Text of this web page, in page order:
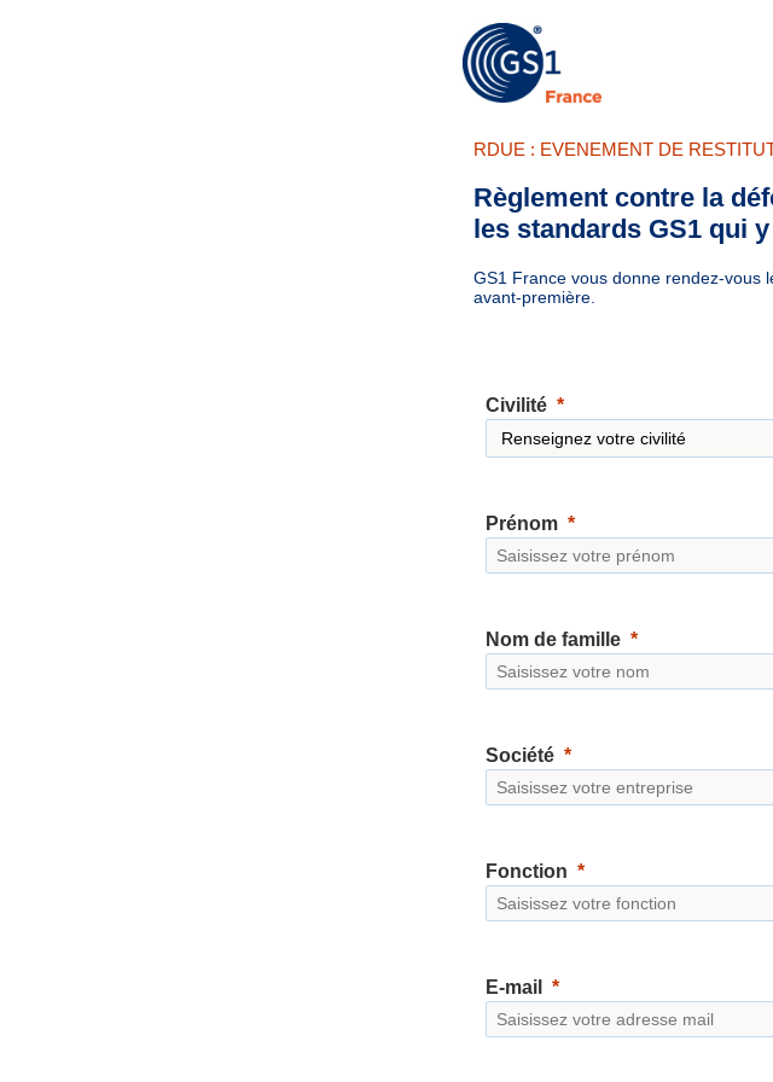
RDUE : EVENEMENT DE
Règlement contre la
les standards GS1 qui
GS1 France vous donne rendez-vous
avant-première.
Civilité
Prénom
Nom de famille
Société
Fonction
E-mail